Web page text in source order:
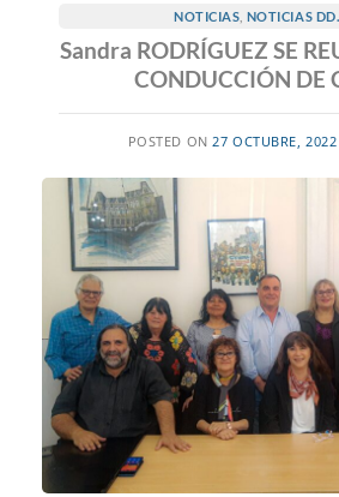
NOTICIAS NOTICIAS
Sandra RODRÍGUEZ SE
CONDUCCIÓN DE
POSTED ON 27 OCTUBRE, 2022